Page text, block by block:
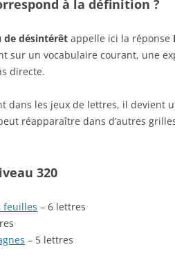
à la définition ?
de désintérêt appelle ici la réponse
sur un vocabulaire courant, une
directe.
dans les jeux de lettres, il devient
réapparaître dans d’autres
320
feuilles – 6 lettres
– 5 lettres